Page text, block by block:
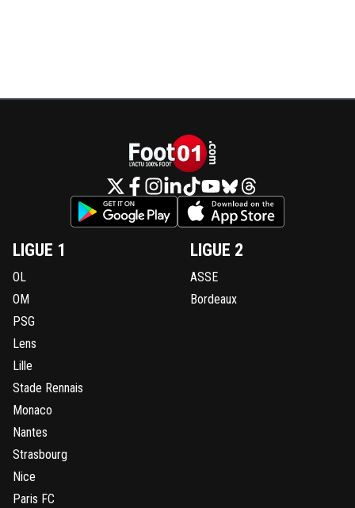
LIGUE 1
OL
OM
PSG
Lens
Lille
Stade Rennais
Monaco
Nantes
Strasbourg
Nice
Paris FC
LIGUE 2
ASSE
Bordeaux